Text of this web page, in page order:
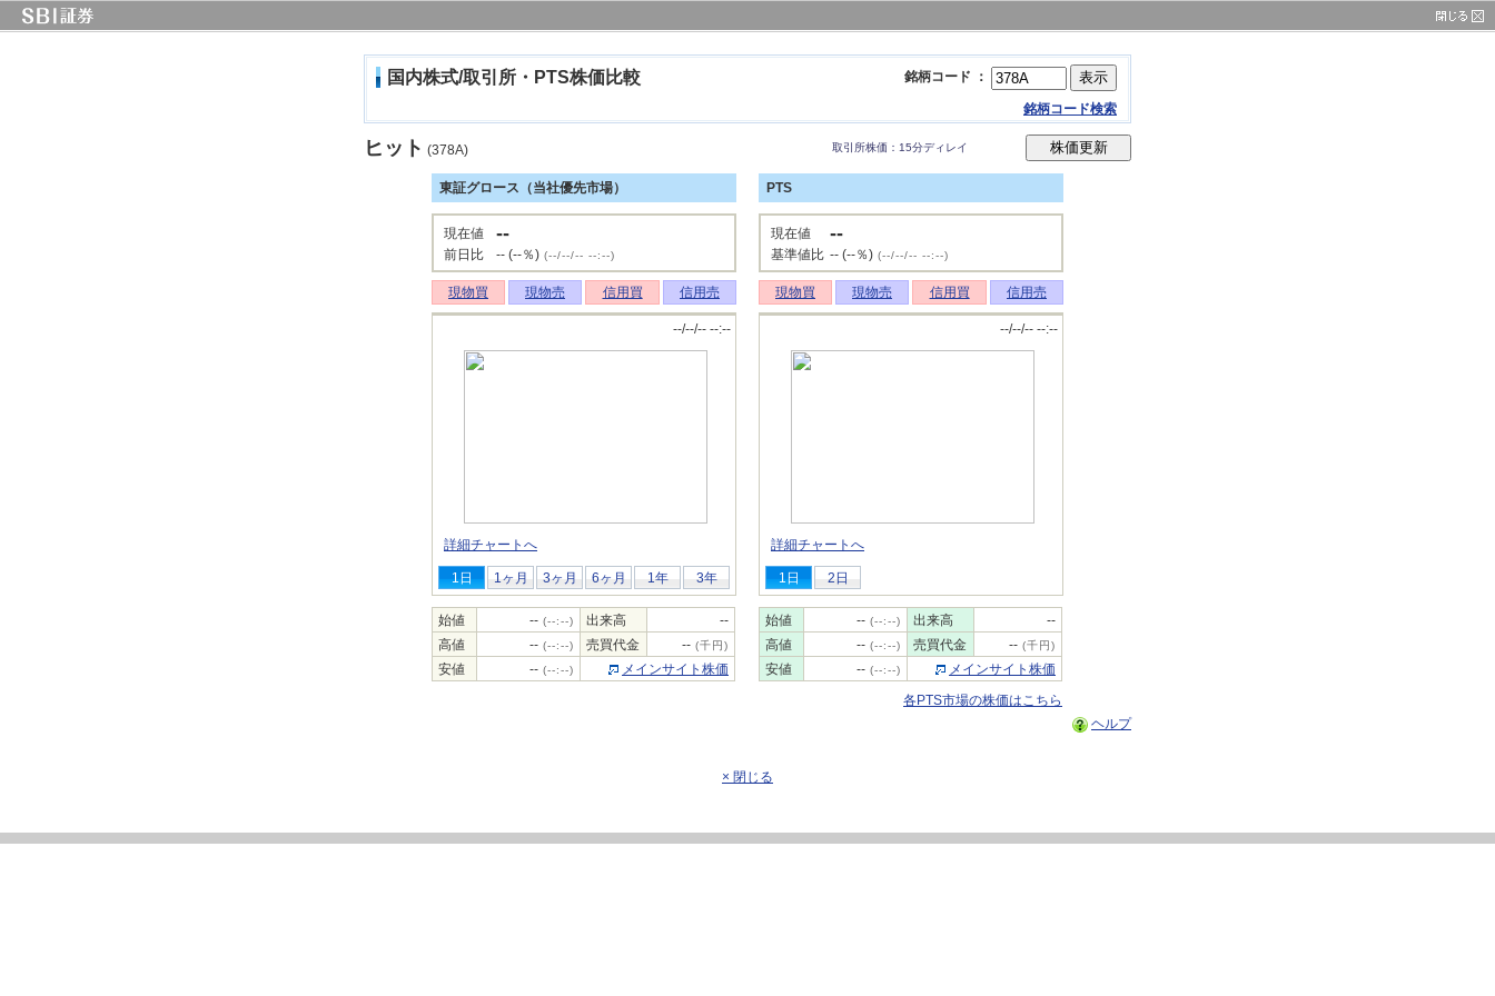
国内株式/取引所・PTS株価比較 銘柄コード ：
銘柄コード検索
ヒット (378A) 取引所株価：15分ディレイ
東証グロース（当社優先市場）
現在値 --
前日比 -- (--％) (--/--/-- --:--)
現物買 現物売 信用買 信用売
--/--/-- --:--
詳細チャートへ
1日 1ヶ月 3ヶ月 6ヶ月 1年 3年
始値 -- (--:--) 出来高
--
高値
-- (--:--) 売買代金 -- (千円)
安値 -- (--:--) メインサイト株価
PTS
現在値 --
基準値比 -- (--％) (--/--/-- --:--)
現物買 現物売 信用買 信用売
--/--/-- --:--
詳細チャートへ
1日 2日
始値 -- (--:--) 出来高
--
高値
-- (--:--) 売買代金 -- (千円)
安値 -- (--:--)
メインサイト株価
各PTS市場の株価はこちら
ヘルプ
× 閉じる